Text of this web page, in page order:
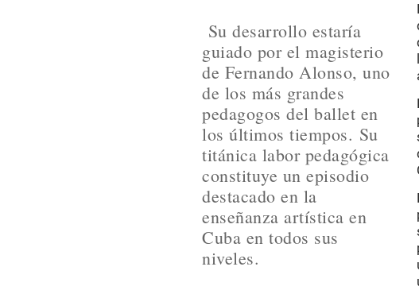
Su desarrollo estaría
guiado por el magisterio
de Fernando Alonso, uno
de los más grandes
pedagogos del ballet en
los últimos tiempos. Su
titánica labor pedagógica
constituye un episodio
destacado en la
enseñanza artística en
Cuba en todos sus
niveles.